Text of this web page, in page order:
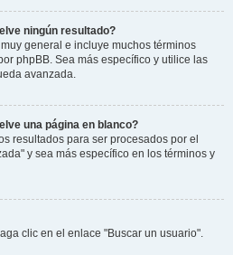
ningún resultado?
general e incluye muchos términos
phpBB. Sea más específico y utilice las
avanzada.
una página en blanco?
resultados para ser procesados por el
y sea más específico en los términos y
clic en el enlace "Buscar un usuario".